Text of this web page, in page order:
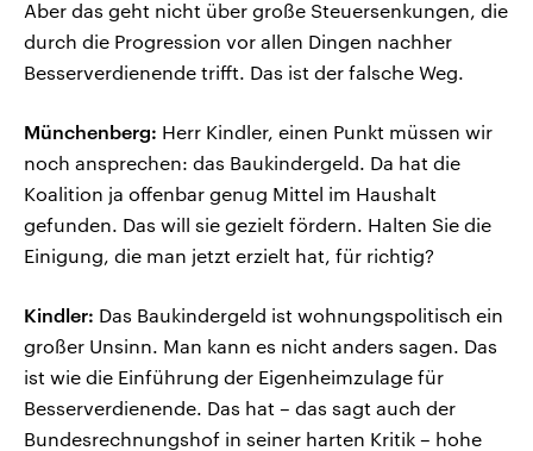
Aber das geht nicht über große Steuersenkungen, die
durch die Progression vor allen Dingen nachher
Besserverdienende trifft. Das ist der falsche Weg.
Münchenberg: Herr Kindler, einen Punkt müssen wir
noch ansprechen: das Baukindergeld. Da hat die
Koalition ja offenbar genug Mittel im Haushalt
gefunden. Das will sie gezielt fördern. Halten Sie die
Einigung, die man jetzt erzielt hat, für richtig?
Kindler: Das Baukindergeld ist wohnungspolitisch ein
großer Unsinn. Man kann es nicht anders sagen. Das
ist wie die Einführung der Eigenheimzulage für
Besserverdienende. Das hat – das sagt auch der
Bundesrechnungshof in seiner harten Kritik – hohe